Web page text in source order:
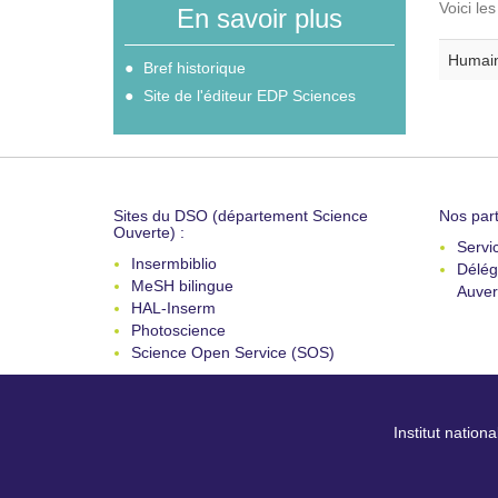
En savoir plus
Bref historique
Site de l'éditeur EDP Sciences
Voici
Sites du DSO (département Science
Ouverte) :
Insermbiblio
MeSH bilingue
HAL-Inserm
Photoscience
Science Open Service (SOS)
Nos
Institut